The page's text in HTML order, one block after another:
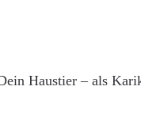
Haustier – als